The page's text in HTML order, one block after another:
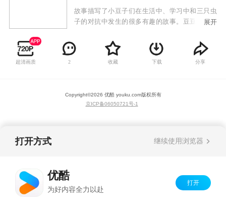
故事描写了小豆子们在生活中、学习中和三只虫
子的对抗中发生的很多有趣的故事。豆豆城的居
带着些现代的气息，有着现实世界的影子这些故
事都会插上想象的翅膀，涂上童话的色彩，发生
在梦幻的世界里。本片故事的每一集都将从这些
情感共鸣！
展开
超清画质 2 收藏 下载 分享
Copyright©2026 优酷 youku.com版权所有
京ICP备06050721号-1
打开方式 继续使用浏览器
优酷
为好内容全力以赴
打开